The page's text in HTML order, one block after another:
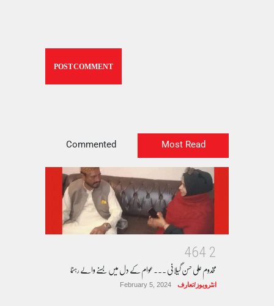
Most Read
Commented
2
4
6
4
مخدوم علی حسن گیلانی ۔۔۔عوام کے دل میں بسنے والے رہنما
انٹرویوز/تعارف February 5, 2024